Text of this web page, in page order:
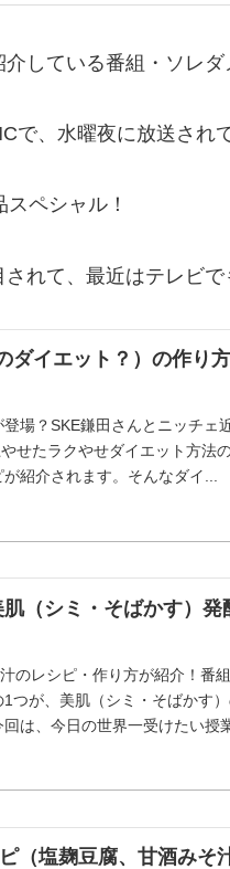
している番組・ソレダ
で、水曜夜に放送され
ペシャル！
れて、最近はテレビ
ダイエット？）の作り
場？SKE鎌田さんとニッチェ
せたラクやせダイエット方法
紹介されます。そんなダイ...
（シミ・そばかす）発
のレシピ・作り方が紹介！番
が、美肌（シミ・そばかす
は、今日の世界一受けたい授
（塩麹豆腐、甘酒みそ